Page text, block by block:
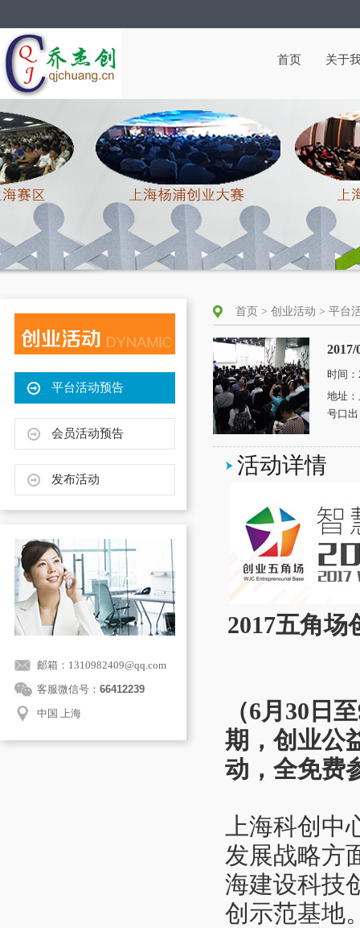
首页 关于
平台活动预告
会员活动预告
发布活动
邮箱：1310982409@qq.com
客服微信号： 66412239
中国 上海
首页 > 创业活动 > 平台
时间
地址
号口
活动详情
2017五角
（6月30日
期，创业公
动，全免费
上海科创中
发展战略方
海建设科技
创示范基地